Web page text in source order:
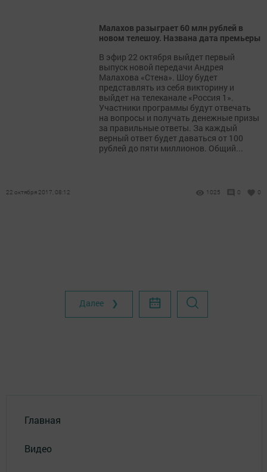
Малахов разыграет 60 млн рублей в
новом телешоу. Названа дата премьеры
В эфир 22 октября выйдет первый
выпуск новой передачи Андрея
Малахова «Стена». Шоу будет
представлять из себя викторину и
выйдет на телеканале «Россия 1».
Участники программы будут отвечать
на вопросы и получать денежные призы
за правильные ответы. За каждый
верный ответ будет даваться от 100
рублей до пяти миллионов. Общий...
22 октября 2017, 08:12 1025 0 0
Далее ❯
Главная
Видео